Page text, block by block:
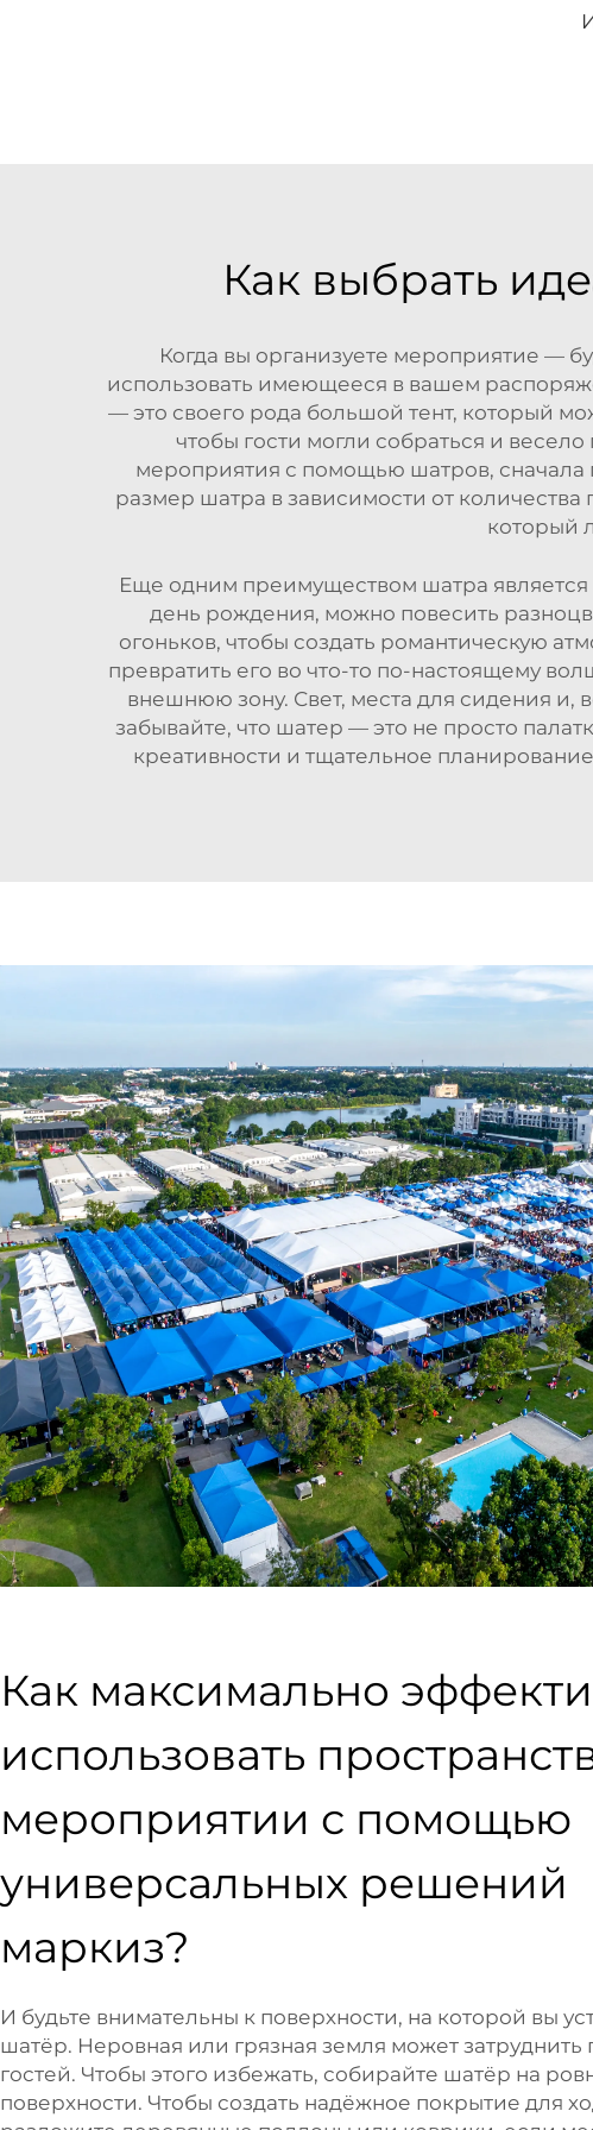
Как выбрать
Когда вы организуете мероприятие —
использовать имеющееся в вашем
— это своего рода большой тент, который
чтобы гости могли собраться и
мероприятия с помощью шатров, сначала
размер шатра в зависимости от
который
Еще одним преимуществом шатра является
день рождения, можно повесить
огоньков, чтобы создать романтическую
превратить его во что-то по-настоящему
внешнюю зону. Свет, места для сидения
забывайте, что шатер — это не просто
креативности и тщательное
Как максимально
использовать
мероприятии с помощью
универсальных решений
маркиз?
И будьте внимательны к поверхности, на которой вы
шатёр. Неровная или грязная земля может
гостей. Чтобы этого избежать, собирайте шатёр на
поверхности. Чтобы создать надёжное покрытие для